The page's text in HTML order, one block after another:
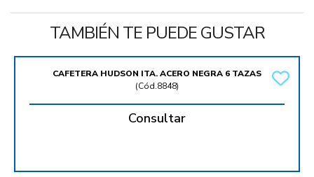
TAMBIÉN TE PUEDE GUSTAR
CAFETERA HUDSON ITA. ACERO NEGRA 6 TAZAS
(Cód.8848)
Consultar